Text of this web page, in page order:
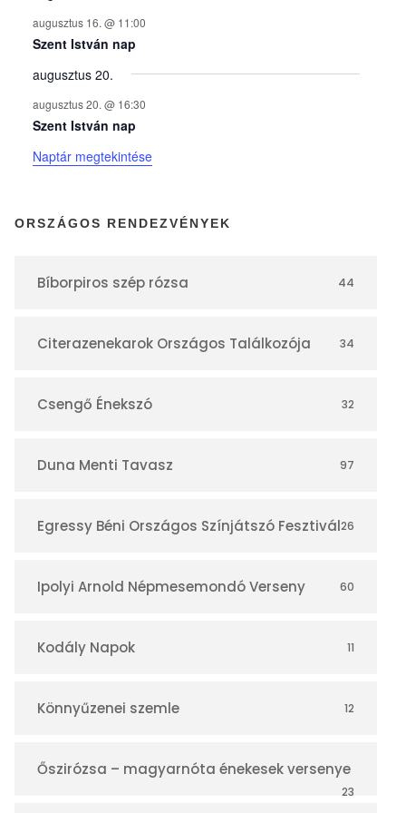
y
e
k
n
a
á
r
augusztus 16. @ 11:00
Szent István nap
augusztus 20.
augusztus 20. @ 16:30
Szent István nap
Naptár megtekintése
ORSZÁGOS RENDEZVÉNYEK
Bíborpiros szép rózsa 44
Citerazenekarok Országos Találkozója 34
Csengő Énekszó 32
Duna Menti Tavasz 97
Egressy Béni Országos Színjátszó Fesztivál26
Ipolyi Arnold Népmesemondó Verseny 60
Kodály Napok 11
Könnyűzenei szemle 12
Őszirózsa – magyarnóta énekesek versenye
23